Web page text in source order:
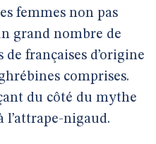
femmes non pas
grand nombre de
françaises d’origine
comprises.
du côté du mythe
l’attrape-nigaud.